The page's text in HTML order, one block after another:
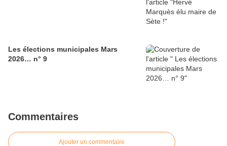
Les élections municipales Mars
2026… n° 9
Commentaires
Ajouter un commentaire